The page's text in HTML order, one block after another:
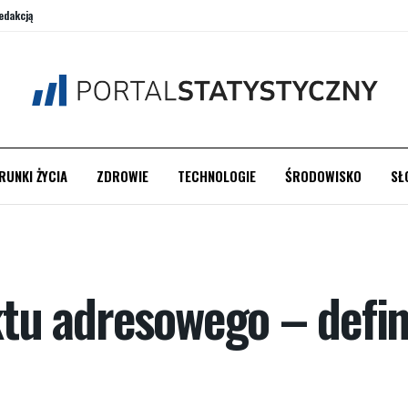
ŻYCIA ZDROWIE TECHNOLOGIE ŚRODOWISKO
adresowego –